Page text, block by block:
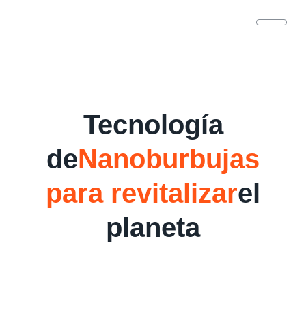
Tecnología
deNanoburbujas
para revitalizarel
planeta